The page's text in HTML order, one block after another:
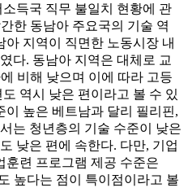
득국 직무 불일치 현황에 관
한 동남아 주요국의 기술 역
아 지역이 직면한 노동시장 내
다. 동남아 지역은 대체로 교
비해 낮으며 이에 따라 고등
역시 낮은 편이라고 볼 수 있
이 높은 베트남과 달리 필리핀,
는 청년층의 기술 수준이 낮은
낮은 편에 속한다. 다만, 기업
훈련 프로그램 제공 수준은
높다는 점이 특이점이라고 볼